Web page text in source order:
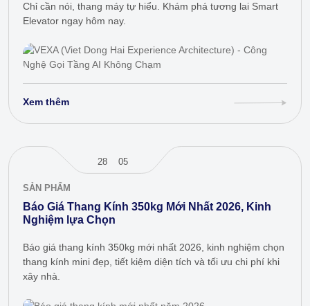
Chỉ cần nói, thang máy tự hiểu. Khám phá tương lai Smart
Elevator ngay hôm nay.
Xem thêm
28 05
SẢN PHẨM
Báo Giá Thang Kính 350kg Mới Nhất 2026, Kinh
Nghiệm lựa Chọn
Báo giá thang kính 350kg mới nhất 2026, kinh nghiệm chọn
thang kính mini đẹp, tiết kiệm diện tích và tối ưu chi phí khi
xây nhà.